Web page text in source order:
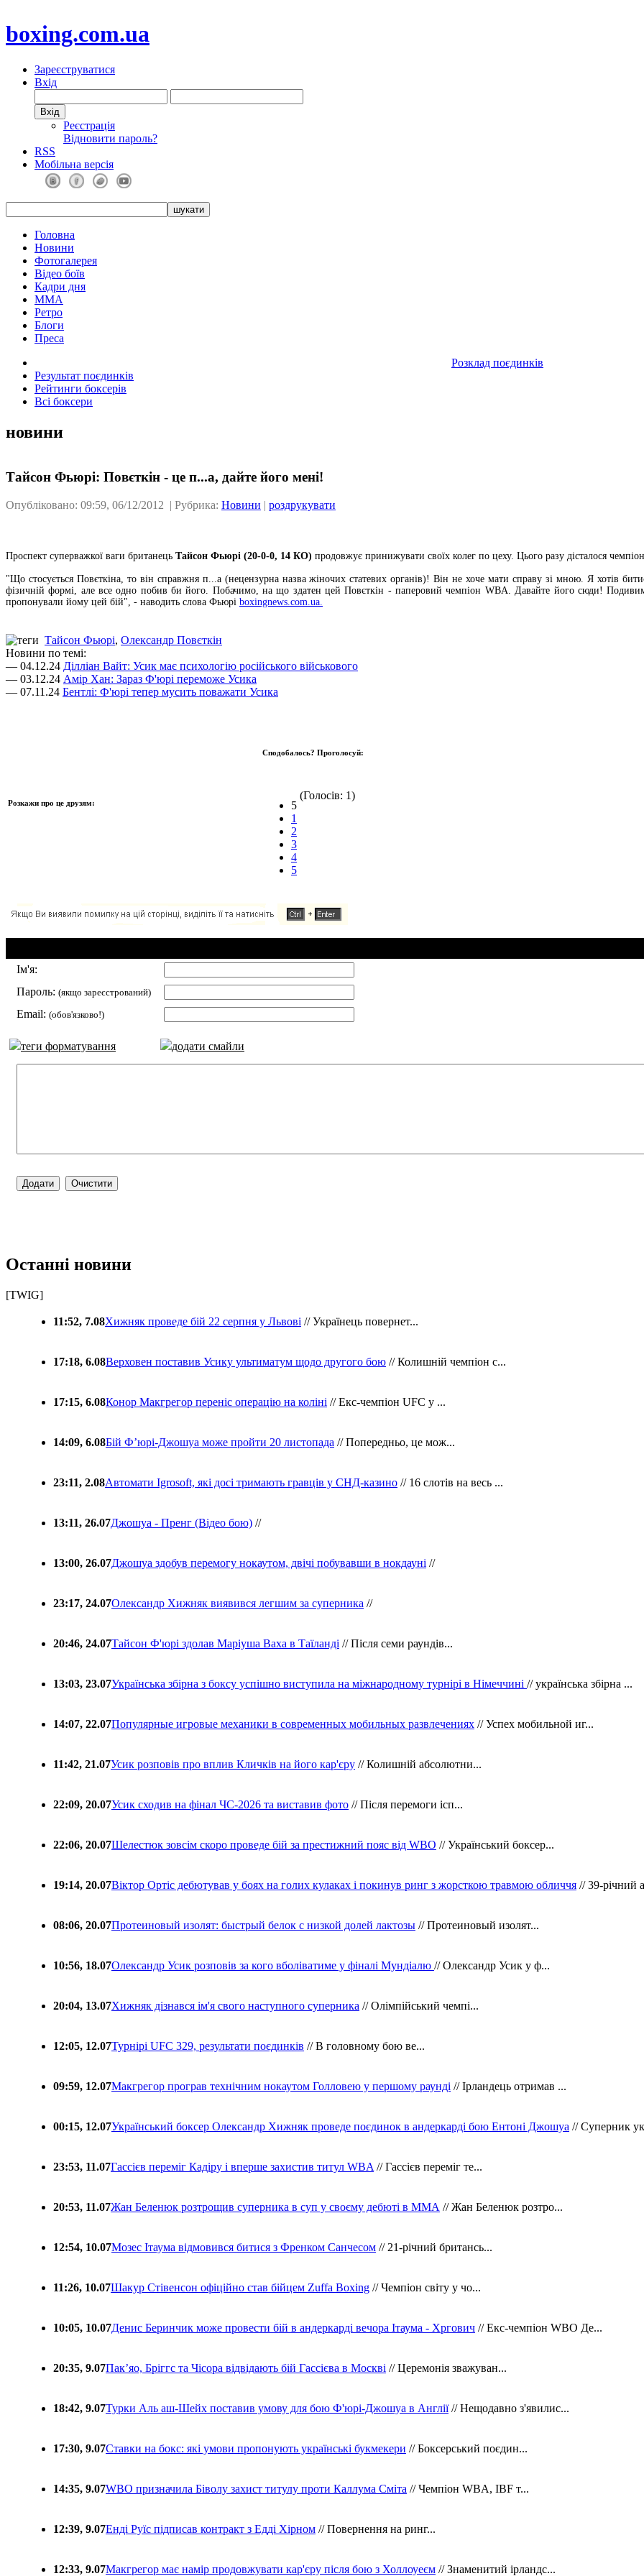
boxing.com.ua
Зареєструватися
Вхід
Реєстрація
Відновити пароль?
RSS
Мобільна версія
Головна
Новини
Фотогалерея
Відео боїв
Кадри дня
ММА
Ретро
Блоги
Преса
Розклад поєдинків
Результат поєдинків
Рейтинги боксерів
Всі боксери
новини
Тайсон Фьюрі: Повєткін - це п...а, дайте його мені!
Опубліковано: 09:59, 06/12/2012 | Рубрика: Новини | роздрукувати
Проспект суперважкої ваги британець Тайсон Фьюрі (20-0-0, 14 КО) продовжує принижувати своїх колег по цеху. Цього разу дісталося
"Що стосується Повєткіна, то він справжня п...а (нецензурна назва жіночих статевих органів)! Він не хоче мати справу зі мною. Я хотів
фізичній формі, але все одно побив би його. Побачимо, на що здатен цей Повєткін - паперовий чемпіон WBA. Давайте його сюди!
пропонували йому цей бій", - наводить слова Фьюрі boxingnews.com.ua.
Тайсон Фьюрі, Олександр Повєткін
Новини по темі:
— 04.12.24 Ділліан Вайт: Усик має психологію російського військового
— 03.12.24 Амір Хан: Зараз Ф'юрі переможе Усика
— 07.11.24 Бентлі: Ф'юрі тепер мусить поважати Усика
Розкажи про це друзям:
Сподобалось? Проголосуй:
5
1
2
3
4
5
(Голосів: 1)
Ім'я:
Пароль: (якщо зареєстрований)
Email: (обов'язково!)
теги форматування додати смайли
Останні новини
[TWIG]
11:52, 7.08Хижняк проведе бій 22 серпня у Львові // Українець повернет...
17:18, 6.08Верховен поставив Усику ультиматум щодо другого бою // Колишній чемпіон с...
17:15, 6.08Конор Макгрегор переніс операцію на коліні // Екс-чемпіон UFC у ...
14:09, 6.08Бій Ф’юрі-Джошуа може пройти 20 листопада // Попередньо, це мож...
23:11, 2.08Автомати Igrosoft, які досі тримають гравців у СНД-казино // 16 слотів на весь ...
13:11, 26.07Джошуа - Пренг (Відео бою) //
13:00, 26.07Джошуа здобув перемогу нокаутом, двічі побувавши в нокдауні //
23:17, 24.07Олександр Хижняк виявився легшим за суперника //
20:46, 24.07Тайсон Ф'юрі здолав Маріуша Ваха в Таїланді // Після семи раундів...
13:03, 23.07Українська збірна з боксу успішно виступила на міжнародному турнірі в Німеччині // українська збірна ...
14:07, 22.07Популярные игровые механики в современных мобильных развлечениях // Успех мобильной иг...
11:42, 21.07Усик розповів про вплив Кличків на його кар'єру // Колишній абсолютни...
22:09, 20.07Усик сходив на фінал ЧС-2026 та виставив фото // Після перемоги ісп...
22:06, 20.07Шелестюк зовсім скоро проведе бій за престижний пояс від WBO // Український боксер...
19:14, 20.07Віктор Ортіс дебютував у боях на голих кулаках і покинув ринг з жорсткою травмою обличчя // 39-річний
08:06, 20.07Протеиновый изолят: быстрый белок с низкой долей лактозы // Протеиновый изолят...
10:56, 18.07Олександр Усик розповів за кого вболіватиме у фіналі Мундіалю // Олександр Усик у ф...
20:04, 13.07Хижняк дізнався ім'я свого наступного суперника // Олімпійський чемпі...
12:05, 12.07Турнірі UFC 329, результати поєдинків // В головному бою ве...
09:59, 12.07Макгрегор програв технічним нокаутом Голловею у першому раунді // Ірландець отримав ...
00:15, 12.07Український боксер Олександр Хижняк проведе поєдинок в андеркарді бою Ентоні Джошуа // Суперник
23:53, 11.07Гассієв переміг Кадіру і вперше захистив титул WBA // Гассієв переміг те...
20:53, 11.07Жан Беленюк розтрощив суперника в суп у своєму дебюті в ММА // Жан Беленюк розтро...
12:54, 10.07Мозес Ітаума відмовився битися з Френком Санчесом // 21-річний британсь...
11:26, 10.07Шакур Стівенсон офіційно став бійцем Zuffa Boxing // Чемпіон світу у чо...
10:05, 10.07Денис Беринчик може провести бій в андеркарді вечора Ітаума - Хргович // Екс-чемпіон WBO Де...
20:35, 9.07Пакʼяо, Бріггс та Чісора відвідають бій Гассієва в Москві // Церемонія зважуван...
18:42, 9.07Турки Аль аш-Шейх поставив умову для бою Ф'юрі-Джошуа в Англії// Нещодавно з'явилис...
17:30, 9.07Ставки на бокс: які умови пропонують українські букмекери // Боксерський поєдин...
14:35, 9.07WBO призначила Біволу захист титулу проти Каллума Сміта // Чемпіон WBA, IBF т...
12:39, 9.07Енді Руїс підписав контракт з Едді Хірном // Повернення на ринг...
12:33, 9.07Макгрегор має намір продовжувати кар'єру після бою з Холлоуеєм // Знаменитий ірландс...